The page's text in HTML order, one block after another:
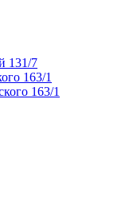
131/7
163/1
163/1